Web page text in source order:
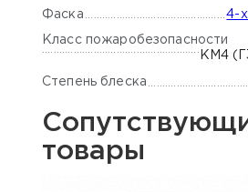
Фаска 4-
Класс пожаробезопасности
КМ4
Степень блеска
товары